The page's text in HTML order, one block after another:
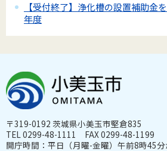
【受付終了】浄化槽の設置補助金
年度
〒319-0192 茨城県小美玉市堅倉835
TEL 0299-48-1111 FAX 0299-48-1199
開庁時間：平日（月曜-金曜）午前8時45